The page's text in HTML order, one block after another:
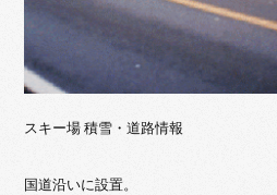
スキー場 積雪・道路情報
国道沿いに設置。